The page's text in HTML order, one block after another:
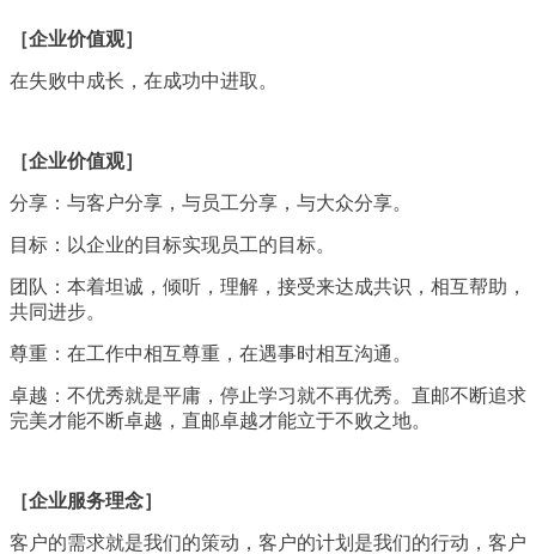
［企业价值观］
在失败中成长，在成功中进取。
［企业价值观］
分享：与客户分享，与员工分享，与大众分享。
目标：以企业的目标实现员工的目标。
团队：本着坦诚，倾听，理解，接受来达成共识，相互帮助，
共同进步。
尊重：在工作中相互尊重，在遇事时相互沟通。
卓越：不优秀就是平庸，停止学习就不再优秀。直邮不断追求
完美才能不断卓越，直邮卓越才能立于不败之地。
［企业服务理念］
客户的需求就是我们的策动，客户的计划是我们的行动，客户